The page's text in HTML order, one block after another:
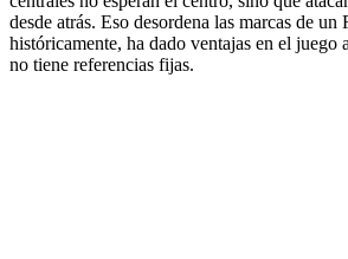
desde atrás. Eso desordena las marcas de un
históricamente, ha dado ventajas en el juego
no tiene referencias fijas.